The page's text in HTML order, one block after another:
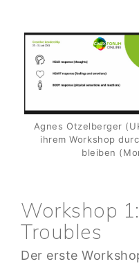
Agnes Otzelberger
ihrem Workshop
bleiben
Workshop
Troubles
Der erste